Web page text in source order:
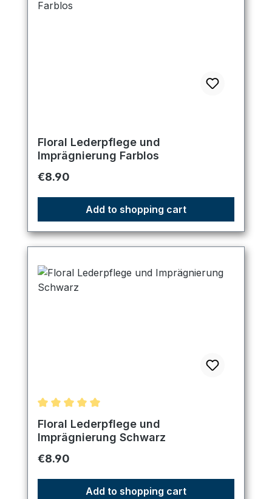
Floral Lederpflege und
Imprägnierung Farblos
Regular price:
€8.90
Add to shopping cart
Average rating of 5 out of 5 stars
Floral Lederpflege und
Imprägnierung Schwarz
Regular price:
€8.90
Add to shopping cart